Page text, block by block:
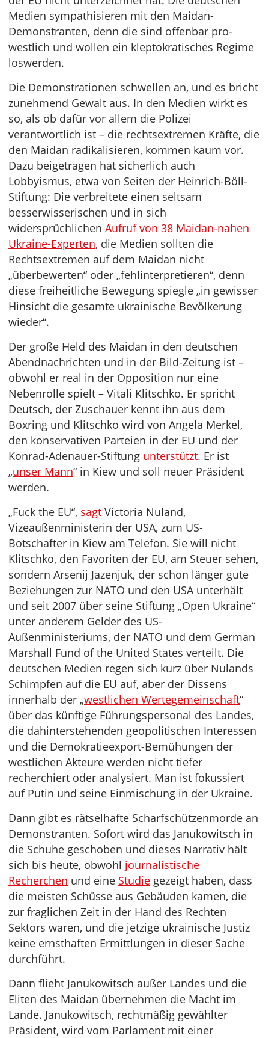
Medien sympathisieren mit den Maidan-
Demonstranten, denn die sind offenbar pro-
westlich und wollen ein kleptokratisches Regime
loswerden.
Die Demonstrationen schwellen an, und es bricht
zunehmend Gewalt aus. In den Medien wirkt es
so, als ob dafür vor allem die Polizei
verantwortlich ist – die rechtsextremen Kräfte, die
den Maidan radikalisieren, kommen kaum vor.
Dazu beigetragen hat sicherlich auch
Lobbyismus, etwa von Seiten der Heinrich-Böll-
Stiftung: Die verbreitete einen seltsam
besserwisserischen und in sich
widersprüchlichen Aufruf von 38 Maidan-nahen
Ukraine-Experten, die Medien sollten die
Rechtsextremen auf dem Maidan nicht
„überbewerten“ oder „fehlinterpretieren“, denn
diese freiheitliche Bewegung spiegle „in gewisser
Hinsicht die gesamte ukrainische Bevölkerung
wieder“.
Der große Held des Maidan in den deutschen
Abendnachrichten und in der Bild-Zeitung ist –
obwohl er real in der Opposition nur eine
Nebenrolle spielt – Vitali Klitschko. Er spricht
Deutsch, der Zuschauer kennt ihn aus dem
Boxring und Klitschko wird von Angela Merkel,
den konservativen Parteien in der EU und der
Konrad-Adenauer-Stiftung unterstützt. Er ist
„unser Mann“ in Kiew und soll neuer Präsident
werden.
„Fuck the EU“, sagt Victoria Nuland,
Vizeaußenministerin der USA, zum US-
Botschafter in Kiew am Telefon. Sie will nicht
Klitschko, den Favoriten der EU, am Steuer sehen,
sondern Arsenij Jazenjuk, der schon länger gute
Beziehungen zur NATO und den USA unterhält
und seit 2007 über seine Stiftung „Open Ukraine“
unter anderem Gelder des US-
Außenministeriums, der NATO und dem German
Marshall Fund of the United States verteilt. Die
deutschen Medien regen sich kurz über Nulands
Schimpfen auf die EU auf, aber der Dissens
innerhalb der „westlichen Wertegemeinschaft“
über das künftige Führungspersonal des Landes,
die dahinterstehenden geopolitischen Interessen
und die Demokratieexport-Bemühungen der
westlichen Akteure werden nicht tiefer
recherchiert oder analysiert. Man ist fokussiert
auf Putin und seine Einmischung in der Ukraine.
Dann gibt es rätselhafte Scharfschützenmorde an
Demonstranten. Sofort wird das Janukowitsch in
die Schuhe geschoben und dieses Narrativ hält
sich bis heute, obwohl journalistische
Recherchen und eine Studie gezeigt haben, dass
die meisten Schüsse aus Gebäuden kamen, die
zur fraglichen Zeit in der Hand des Rechten
Sektors waren, und die jetzige ukrainische Justiz
keine ernsthaften Ermittlungen in dieser Sache
durchführt.
Dann flieht Janukowitsch außer Landes und die
Eliten des Maidan übernehmen die Macht im
Lande. Janukowitsch, rechtmäßig gewählter
Präsident, wird vom Parlament mit einer